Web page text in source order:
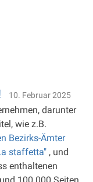
10. Februar 2025
darunter
wie z.B.
Bezirks-Ämter
staffetta" , und
enthaltenen